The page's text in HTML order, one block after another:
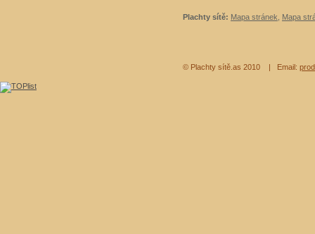
Plachty sítě: Mapa stránek Mapa
© Plachty sítě.as 2010 | Email: